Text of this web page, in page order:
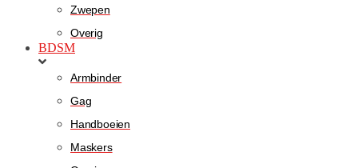
Zwepen
Overig
BDSM
Armbinder
Gag
Handboeien
Maskers